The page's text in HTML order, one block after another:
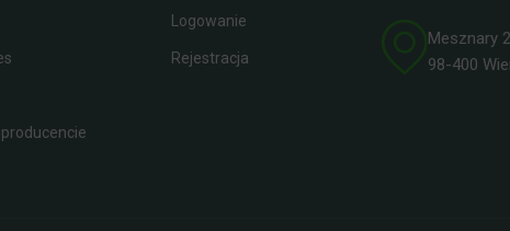
Moje konto
Logowanie
Mesznary 2